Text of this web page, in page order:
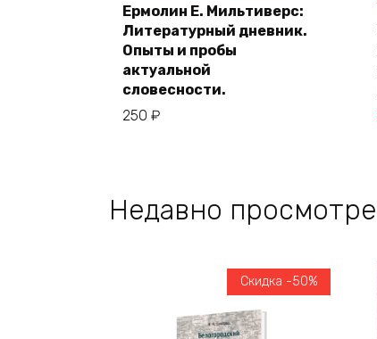
В корзину
Ермолин Е. Мильтиверс:
Литературный дневник.
Опыты и пробы
актуальной
словесности.
250 ₽
Недавно
Скидка -50%